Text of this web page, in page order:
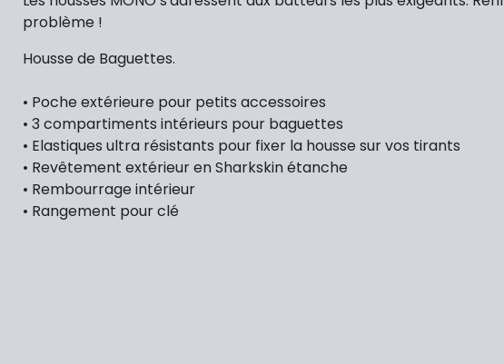
problème !
Housse de Baguettes.
• Poche extérieure pour petits accessoires
• 3 compartiments intérieurs pour baguettes
• Elastiques ultra résistants pour fixer la housse sur vos tirants
• Revêtement extérieur en Sharkskin étanche
• Rembourrage intérieur
• Rangement pour clé